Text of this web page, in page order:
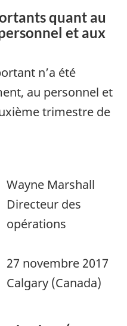
quant au
et aux
n’a été
au personnel et
trimestre de
Wayne Marshall
Directeur des
opérations
27 novembre 2017
Calgary (Canada)